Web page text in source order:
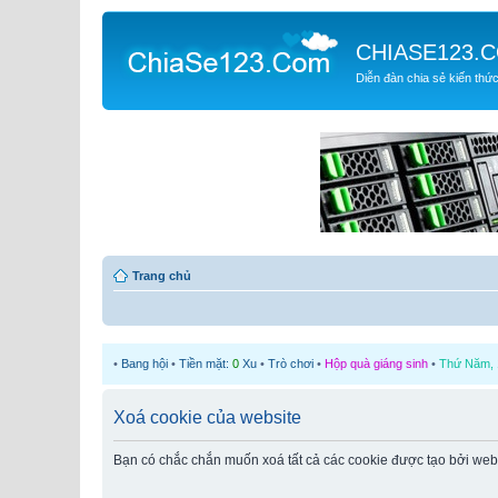
Diễn đàn chia sẻ kiến thức
Trang chủ
• Bang hội • Tiền mặt: 0 Xu • Trò chơi • Hộp quà giáng sinh • Thứ Năm,
Xoá cookie của website
Bạn có chắc chắn muốn xoá tất cả các cookie được tạo bởi